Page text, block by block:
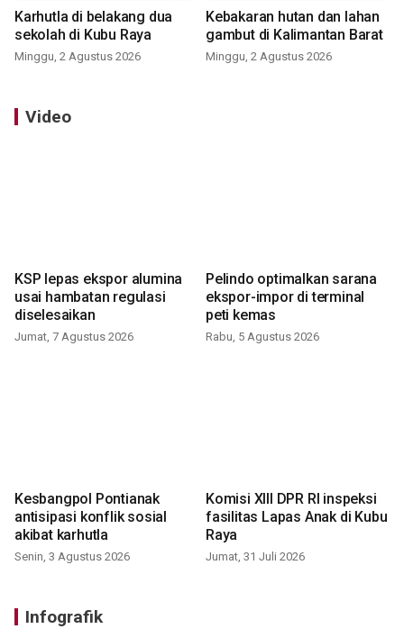
Karhutla di belakang dua
sekolah di Kubu Raya
Minggu, 2 Agustus 2026
Kebakaran hutan dan lahan
gambut di Kalimantan Barat
Minggu, 2 Agustus 2026
Video
KSP lepas ekspor alumina
usai hambatan regulasi
diselesaikan
Jumat, 7 Agustus 2026
Pelindo optimalkan sarana
ekspor-impor di terminal
peti kemas
Rabu, 5 Agustus 2026
Kesbangpol Pontianak
antisipasi konflik sosial
akibat karhutla
Senin, 3 Agustus 2026
Komisi XIII DPR RI inspeksi
fasilitas Lapas Anak di Kubu
Raya
Jumat, 31 Juli 2026
Infografik